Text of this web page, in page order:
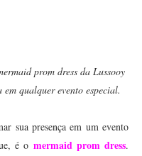
prom dress da Lussooy
qualquer evento especial.
sua presença em um evento
é o mermaid prom dress.